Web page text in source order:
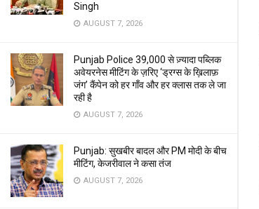
Singh
AUGUST 7, 2026
Punjab Police 39,000 से ज़्यादा पब्लिक
अवेयरनेस मीटिंग के ज़रिए ‘ड्रग्स के ख़िलाफ़
जंग’ कैंपेन को हर गाँव और हर क्लास तक ले जा
रही है
AUGUST 7, 2026
Punjab: सुखबीर बादल और PM मोदी के बीच
मीटिंग, केजरीवाल ने कसा तंज
AUGUST 7, 2026